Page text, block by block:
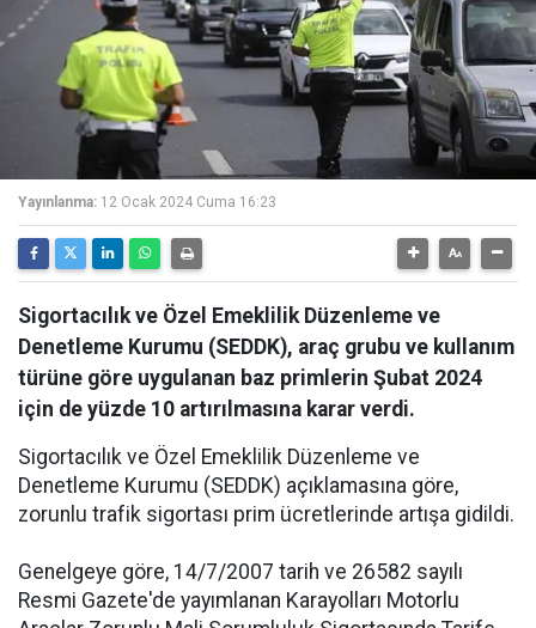
Yayınlanma: 12 Ocak 2024 Cuma 16:23
Sigortacılık ve Özel Emeklilik Düzenleme ve
Denetleme Kurumu (SEDDK), araç grubu ve kullanım
türüne göre uygulanan baz primlerin Şubat 2024
için de yüzde 10 artırılmasına karar verdi.
Sigortacılık ve Özel Emeklilik Düzenleme ve
Denetleme Kurumu (SEDDK) açıklamasına göre,
zorunlu trafik sigortası prim ücretlerinde artışa gidildi.
Genelgeye göre, 14/7/2007 tarih ve 26582 sayılı
Resmi Gazete'de yayımlanan Karayolları Motorlu